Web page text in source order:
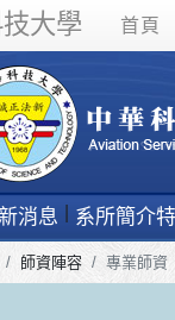
大學 首頁
消息 系所簡介
師資陣容 專業師資